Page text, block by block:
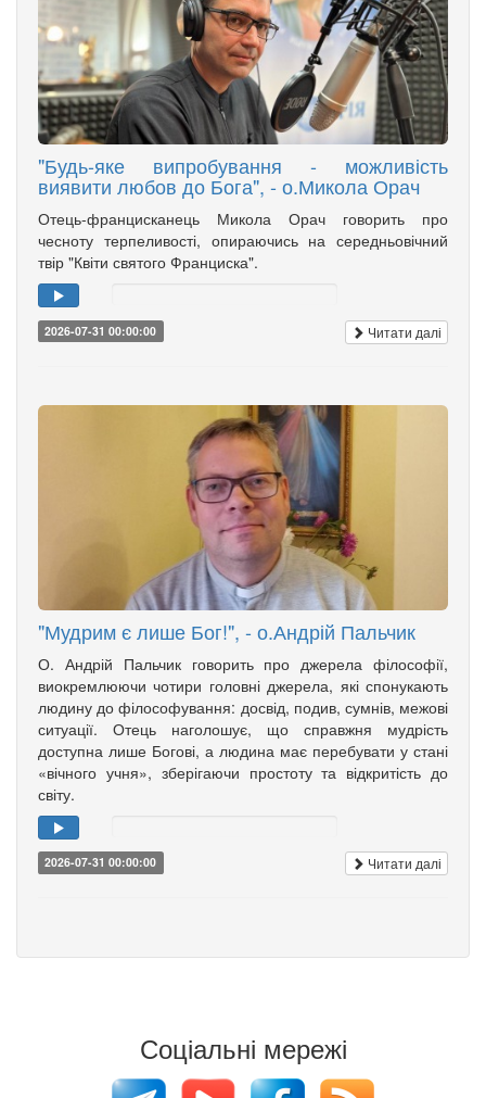
"Будь-яке випробування - можливість
виявити любов до Бога", - о.Микола Орач
Отець-францисканець Микола Орач говорить про
чесноту терпеливості, опираючись на середньовічний
твір "Квіти святого Франциска".
2026-07-31 00:00:00 Читати далі
"Мудрим є лише Бог!", - о.Андрій Пальчик
О. Андрій Пальчик говорить про джерела філософії,
виокремлюючи чотири головні джерела, які спонукають
людину до філософування: досвід, подив, сумнів, межові
ситуації. Отець наголошує, що справжня мудрість
доступна лише Богові, а людина має перебувати у стані
«вічного учня», зберігаючи простоту та відкритість до
світу.
2026-07-31 00:00:00 Читати далі
Соціальні мережі